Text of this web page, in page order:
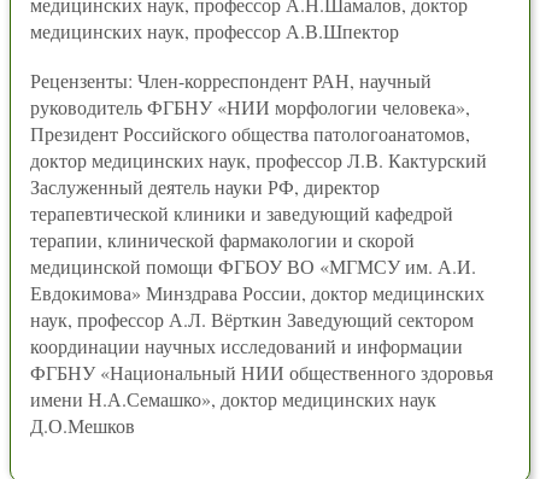
медицинских наук, профессор А.В.Шпектор
Рецензенты: Член-корреспондент РАН, научный
руководитель ФГБНУ «НИИ морфологии человека»,
Президент Российского общества патологоанатомов,
доктор медицинских наук, профессор Л.В. Кактурский
Заслуженный деятель науки РФ, директор
терапевтической клиники и заведующий кафедрой
терапии, клинической фармакологии и скорой
медицинской помощи ФГБОУ ВО «МГМСУ им. А.И.
Евдокимова» Минздрава России, доктор медицинских
наук, профессор А.Л. Вёрткин Заведующий сектором
координации научных исследований и информации
ФГБНУ «Национальный НИИ общественного здоровья
имени Н.А.Семашко», доктор медицинских наук
Д.О.Мешков